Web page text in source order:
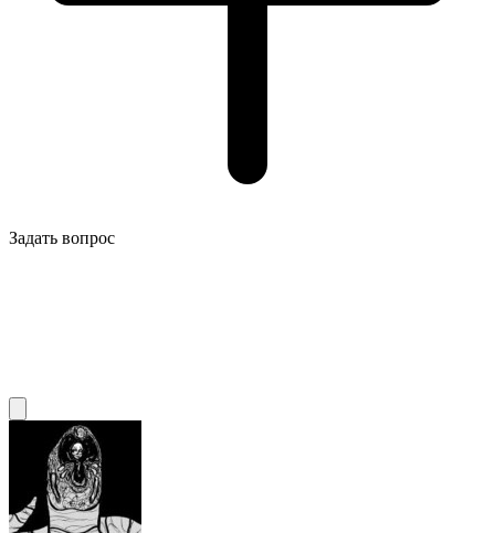
Задать вопрос